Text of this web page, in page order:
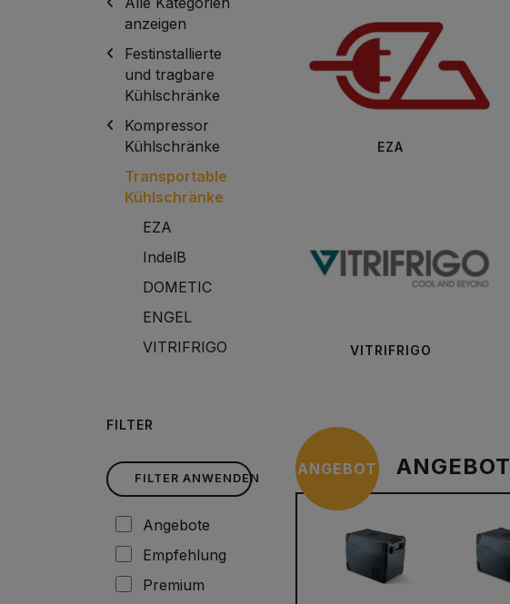
EZA
VITRIFRIGO
ANGEBOT ANGEBOT
anzeigen
Festinstallierte
und tragbare
Kühlschränke
Kompressor
Kühlschränke
Transportable
Kühlschränke
EZA
IndelB
DOMETIC
ENGEL
VITRIFRIGO
FILTER
FILTER ANWENDEN
Angebote
Empfehlung
Premium